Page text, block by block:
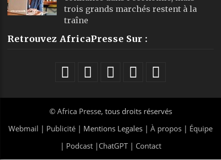
trois grands marchés restent à la
traîne
Retrouvez AfricaPresse Sur :
© Africa Presse, tous droits réservés
Webmail | Publicité | Mentions Legales | À propos | Équipe
| Podcast| ChatGPT| Contact